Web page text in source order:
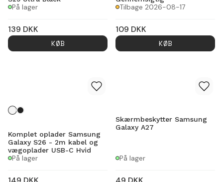
På lager
139 DKK
KØB
Tilbage 2026-08-17
109 DKK
KØB
Komplet oplader Samsung
Galaxy S26 - 2m kabel og
vægoplader USB-C Hvid
På lager
Skærmbeskytter Samsung
Galaxy A27
På lager